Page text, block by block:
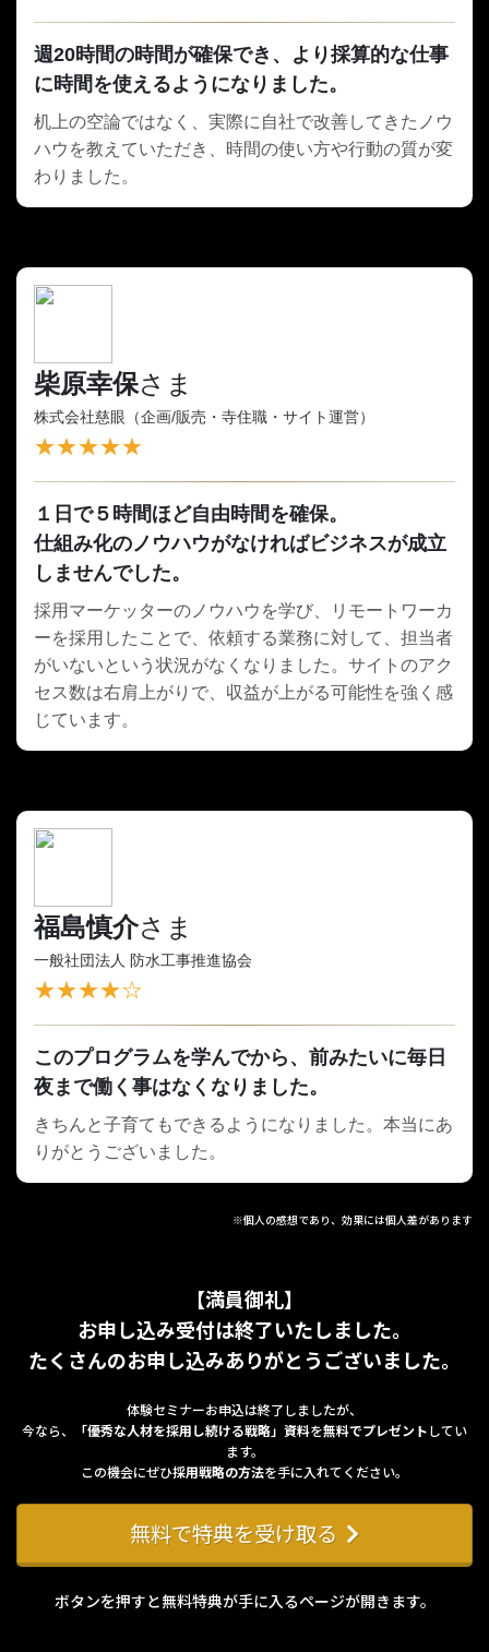
週20時間の時間が確保でき、より採算的な仕事
に時間を使えるようになりました。
机上の空論ではなく、実際に自社で改善してきたノウ
ハウを教えていただき、時間の使い方や行動の質が変
わりました。
柴原幸保さま
株式会社慈眼（企画/販売・寺住職・サイト運営）
★★★★★
１日で５時間ほど自由時間を確保。
仕組み化のノウハウがなければビジネスが成立
しませんでした。
採用マーケッターのノウハウを学び、リモートワーカ
ーを採用したことで、依頼する業務に対して、担当者
がいないという状況がなくなりました。サイトのアク
セス数は右肩上がりで、収益が上がる可能性を強く感
じています。
福島慎介さま
一般社団法人 防水工事推進協会
★★★★☆
このプログラムを学んでから、前みたいに毎日
夜まで働く事はなくなりました。
きちんと子育てもできるようになりました。本当にあ
りがとうございました。
※個人の感想であり、効果には個人差があります
【満員御礼】
お申し込み受付は終了いたしました。
たくさんのお申し込みありがとうございました。
体験セミナーお申込は終了しましたが、
今なら、
「優秀な人材を採用し続ける戦略」資料を無料でプレゼントしてい
ます。
この機会にぜひ採用戦略の方法を手に入れてください。
無料で特典を受け取る
ボタンを押すと無料特典が手に入るページが開きます。